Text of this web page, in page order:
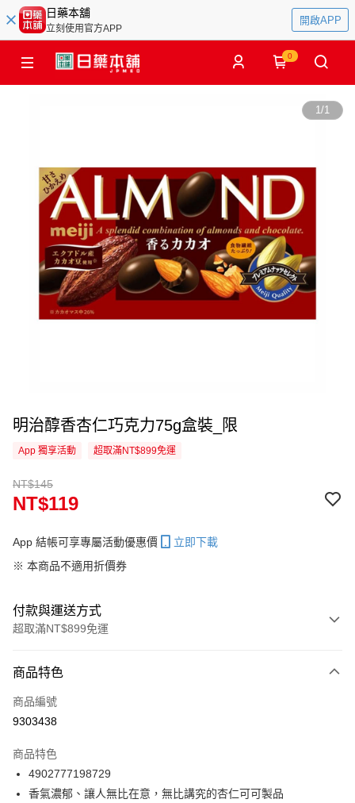
日藥本舖
立刻使用官方APP
開啟APP
0
1/1
明治醇香杏仁巧克力75g盒裝_限
App 獨享活動 超取滿NT$899免運
NT$145
NT$119
App 結帳可享專屬活動優惠價
立即下載
※ 本商品不適用折價券
付款與運送方式
超取滿NT$899免運
信用卡一次付款
信用卡分期付款
合作金庫商業銀行
華南商業銀行
上海商業儲蓄銀行
台北富邦商業銀行
LINE Pay
商品特色
商品編號
9303438
商品特色
4902777198729
香氣濃郁、讓人無比在意，無比講究的杏仁可可製品